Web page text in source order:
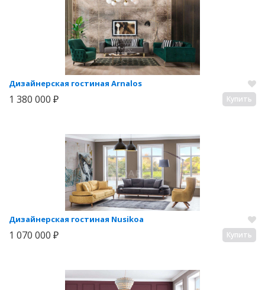
Дизайнерская гостиная Arnalos
1 380 000 ₽ Купить
Дизайнерская гостиная Nusikoa
1 070 000 ₽ Купить